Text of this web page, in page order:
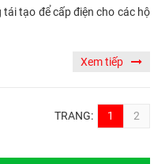
tạo để cấp điện cho các hộ
Xem tiếp
TRANG: 1 2